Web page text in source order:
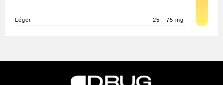
Léger 25 - 75 mg